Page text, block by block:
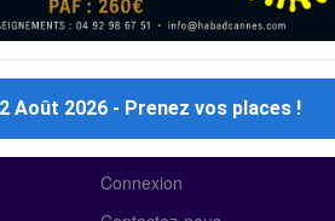
Traiteurs
À propos de nous
Connexion
Mercredi 12 Août 2026 - Prenez vos places !